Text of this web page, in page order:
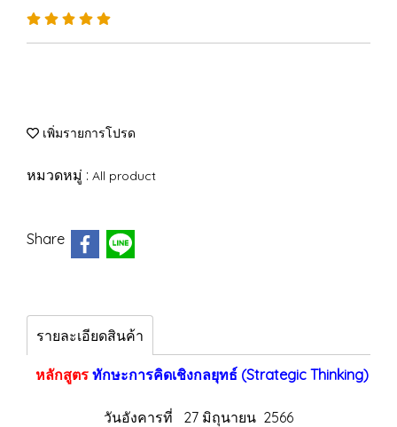
เพิ่มรายการโปรด
หมวดหมู่ : All product
Share
รายละเอียดสินค้า
หลักสูตร ทักษะการคิดเชิงกลยุทธ์ (Strategic Thinking)
วันอังคารที่ 27 มิถุนายน 2566